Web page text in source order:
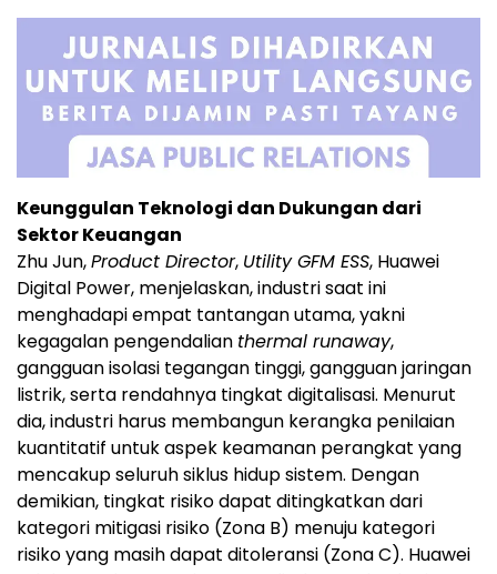
Keunggulan Teknologi dan Dukungan dari
Sektor Keuangan
Zhu Jun,Product Director, Utility GFM ESS, Huawei
Digital Power, menjelaskan, industri saat ini
menghadapi empat tantangan utama, yakni
kegagalan pengendalian thermal runaway,
gangguan isolasi tegangan tinggi, gangguan jaringan
listrik, serta rendahnya tingkat digitalisasi. Menurut
dia, industri harus membangun kerangka penilaian
kuantitatif untuk aspek keamanan perangkat yang
mencakup seluruh siklus hidup sistem. Dengan
demikian, tingkat risiko dapat ditingkatkan dari
kategori mitigasi risiko (Zona B) menuju kategori
risiko yang masih dapat ditoleransi (Zona C). Huawei